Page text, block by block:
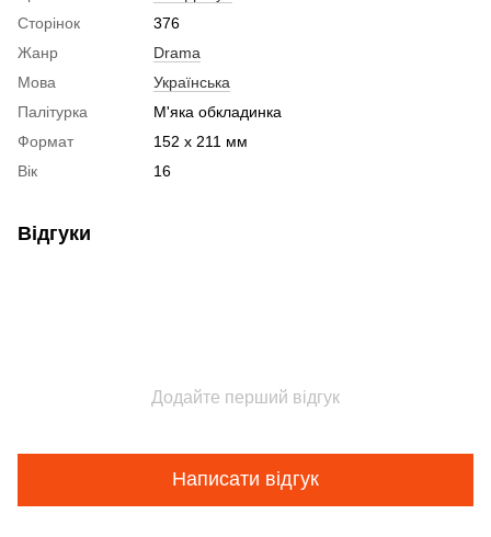
Сторінок
376
Жанр
Drama
Мова
Українська
Палітурка
М'яка обкладинка
Формат
152 x 211 мм
Вік
16
Відгуки
Додайте перший відгук
Написати відгук